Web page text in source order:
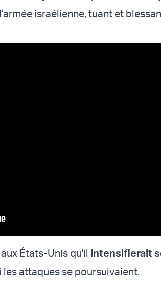
israélienne, tuant et
États-Unis qu'il intensifierait
les attaques se poursuivaient.